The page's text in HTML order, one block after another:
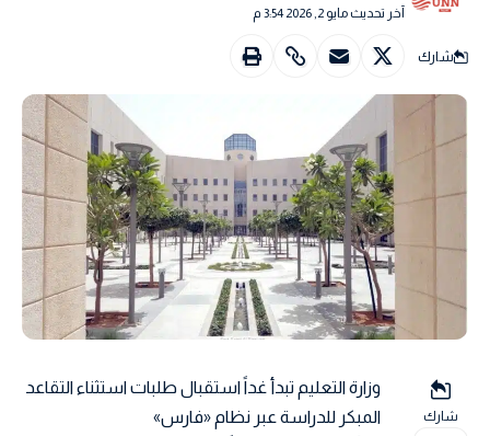
آخر تحديث مايو 2, 2026 3:54 م
شارك
شارك
وزارة التعليم تبدأ غداً استقبال طلبات استثناء التقاعد
المبكر للدراسة عبر نظام «فارس»